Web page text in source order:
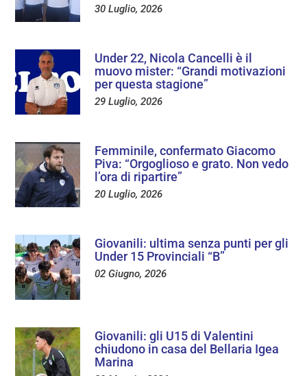
30 Luglio, 2026
Under 22, Nicola Cancelli è il
muovo mister: “Grandi motivazioni
per questa stagione”
29 Luglio, 2026
Femminile, confermato Giacomo
Piva: “Orgoglioso e grato. Non vedo
l’ora di ripartire”
20 Luglio, 2026
Giovanili: ultima senza punti per gli
Under 15 Provinciali “B”
02 Giugno, 2026
Giovanili: gli U15 di Valentini
chiudono in casa del Bellaria Igea
Marina